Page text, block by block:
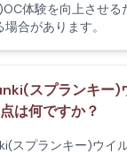
体験を向上させる
合があります。
スプランキー)
は何ですか？
スプランキー)ウイ